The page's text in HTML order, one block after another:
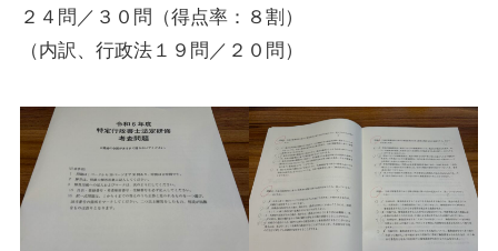
２４問／３０問（得点率：８割）
（内訳、行政法１９問／２０問）